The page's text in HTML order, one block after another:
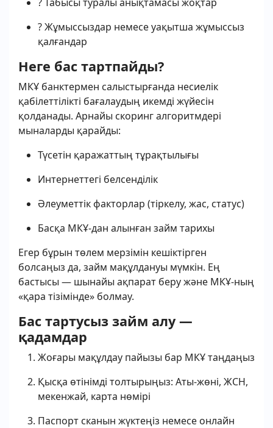
? Жұмыссыздар немесе уақытша жұмыссыз
қалғандар
Неге бас тартпайды?
МКҰ банктермен салыстырғанда несиелік
қабілеттілікті бағалаудың икемді жүйесін
қолданады. Арнайы скоринг алгоритмдері
мыналарды қарайды:
Түсетін қаражаттың тұрақтылығы
Интернеттегі белсенділік
Әлеуметтік факторлар (тіркелу, жас, статус)
Басқа МКҰ-дан алынған займ тарихы
Егер бұрын төлем мерзімін кешіктірген
болсаңыз да, займ мақұлдануы мүмкін. Ең
бастысы — шынайы ақпарат беру және МКҰ-ның
«қара тізімінде» болмау.
Бас тартусыз займ алу —
қадамдар
Жоғары мақұлдау пайызы бар МКҰ таңдаңыз
Қысқа өтінімді толтырыңыз: Аты-жөні, ЖСН,
мекенжай, карта нөмірі
Паспорт сканын жүктеңіз немесе онлайн